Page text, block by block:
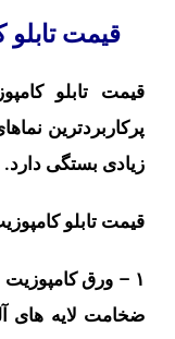
قیمت تابلو
قیمت تابلو
پرکاربردترین
زیادی بستگی دارد.
قیمت تابلو
۱ – ورق